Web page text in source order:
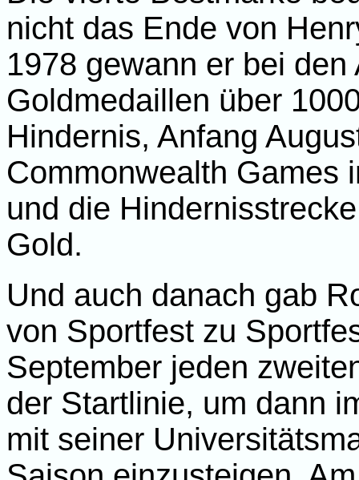
nicht das Ende von
1978 gewann er bei
Goldmedaillen über
Hindernis, Anfang
Commonwealth Games
und die
Gold.
Und auch danach gab
von Sportfest zu
September jeden
der Startlinie, um dann
mit seiner